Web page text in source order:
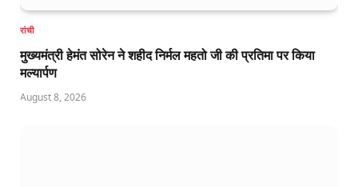
रांची
मुख्यमंत्री हेमंत सोरेन ने शहीद निर्मल महतो जी की प्रतिमा पर किया
मल्यार्पण
August 8, 2026